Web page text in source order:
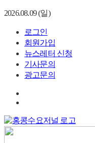
2026.08.09 (일)
로그인
회원가입
뉴스레터 신청
기사문의
광고문의